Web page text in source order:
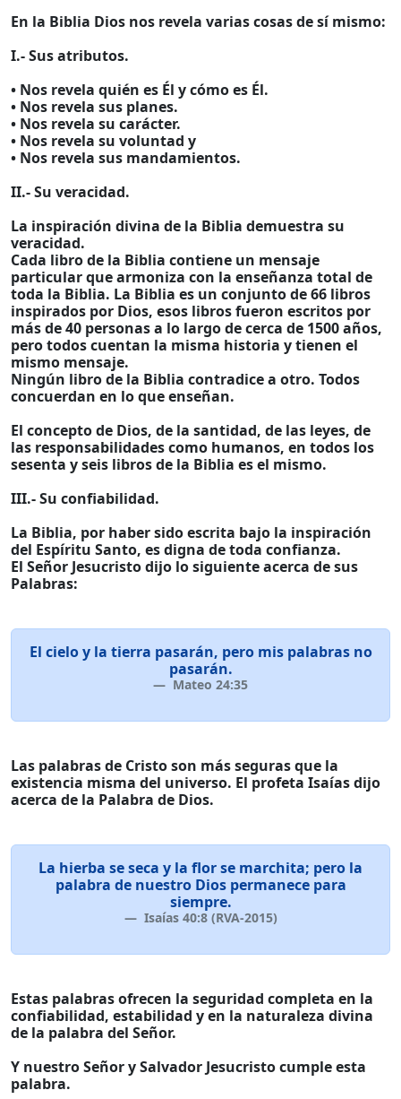
En la Biblia Dios nos revela varias cosas de sí mismo:
I.- Sus atributos.
• Nos revela quién es Él y cómo es Él.
• Nos revela sus planes.
• Nos revela su carácter.
• Nos revela su voluntad y
• Nos revela sus mandamientos.
II.- Su veracidad.
La inspiración divina de la Biblia demuestra su
veracidad.
Cada libro de la Biblia contiene un mensaje
particular que armoniza con la enseñanza total de
toda la Biblia. La Biblia es un conjunto de 66 libros
inspirados por Dios, esos libros fueron escritos por
más de 40 personas a lo largo de cerca de 1500 años,
pero todos cuentan la misma historia y tienen el
mismo mensaje.
Ningún libro de la Biblia contradice a otro. Todos
concuerdan en lo que enseñan.
El concepto de Dios, de la santidad, de las leyes, de
las responsabilidades como humanos, en todos los
sesenta y seis libros de la Biblia es el mismo.
III.- Su confiabilidad.
La Biblia, por haber sido escrita bajo la inspiración
del Espíritu Santo, es digna de toda confianza.
El Señor Jesucristo dijo lo siguiente acerca de sus
Palabras:
El cielo y la tierra pasarán, pero mis palabras no
pasarán.
Mateo 24:35
Las palabras de Cristo son más seguras que la
existencia misma del universo. El profeta Isaías dijo
acerca de la Palabra de Dios.
La hierba se seca y la flor se marchita; pero la
palabra de nuestro Dios permanece para
siempre.
Isaías 40:8 (RVA-2015)
Estas palabras ofrecen la seguridad completa en la
confiabilidad, estabilidad y en la naturaleza divina
de la palabra del Señor.
Y nuestro Señor y Salvador Jesucristo cumple esta
palabra.